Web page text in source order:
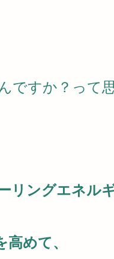
ですか？って
リングエネル
めて、